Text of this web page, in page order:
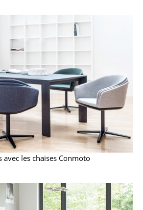
et Accessoires de lit
avec les chaises Conmoto